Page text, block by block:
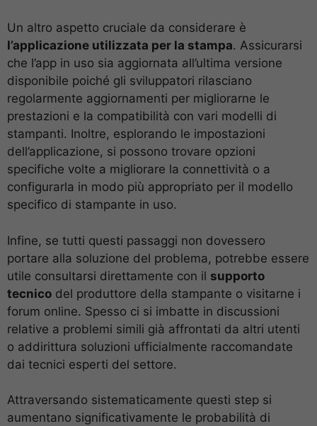
Un altro aspetto cruciale da considerare è
l’applicazione utilizzata per la stampa. Assicurarsi
che l’app in uso sia aggiornata all’ultima versione
disponibile poiché gli sviluppatori rilasciano
regolarmente aggiornamenti per migliorarne le
prestazioni e la compatibilità con vari modelli di
stampanti. Inoltre, esplorando le impostazioni
dell’applicazione, si possono trovare opzioni
specifiche volte a migliorare la connettività o a
configurarla in modo più appropriato per il modello
specifico di stampante in uso.
Infine, se tutti questi passaggi non dovessero
portare alla soluzione del problema, potrebbe essere
utile consultarsi direttamente con il supporto
tecnico del produttore della stampante o visitarne i
forum online. Spesso ci si imbatte in discussioni
relative a problemi simili già affrontati da altri utenti
o addirittura soluzioni ufficialmente raccomandate
dai tecnici esperti del settore.
Attraversando sistematicamente questi step si
aumentano significativamente le probabilità di